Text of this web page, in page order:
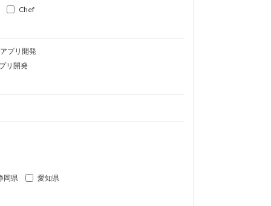
Chef
プリ開発
リ開発
岡県
愛知県